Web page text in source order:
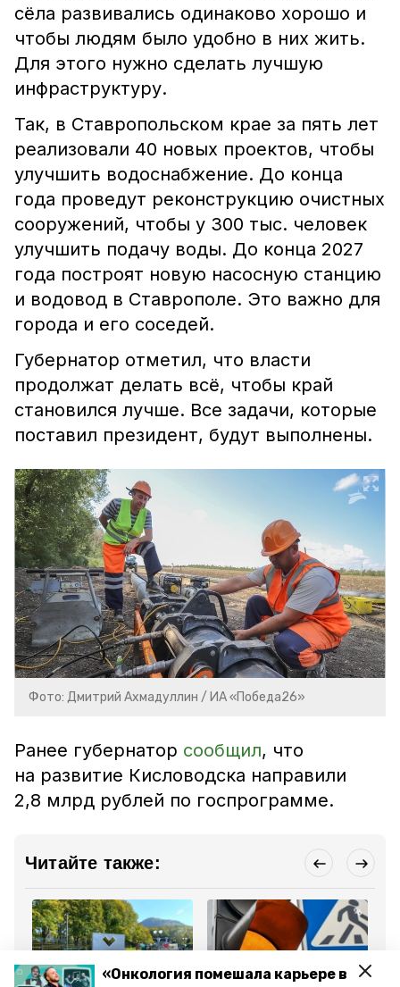
«Онкология помешала карьере в
сёла развивались одинаково хорошо и
чтобы людям было удобно в них жить.
Для этого нужно сделать лучшую
инфраструктуру.
Так, в Ставропольском крае за пять лет
реализовали 40 новых проектов, чтобы
улучшить водоснабжение. До конца
года проведут реконструкцию очистных
сооружений, чтобы у 300 тыс. человек
улучшить подачу воды. До конца 2027
года построят новую насосную станцию
и водовод в Ставрополе. Это важно для
города и его соседей.
Губернатор отметил, что власти
продолжат делать всё, чтобы край
становился лучше. Все задачи, которые
поставил президент, будут выполнены.
Фото: Дмитрий Ахмадуллин / ИА «Победа26»
Ранее губернатор сообщил, что
на развитие Кисловодска направили
2,8 млрд рублей по госпрограмме.
Читайте также: